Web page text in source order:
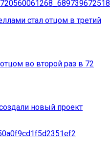
стал отцом в третий
во второй раз в 72
новый проект